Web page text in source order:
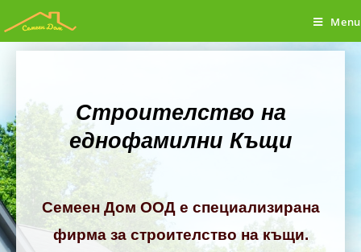
Menu
Строителство на
еднофамилни Къщи
Семеен Дом ООД е специализирана
фирма за строителство на къщи.